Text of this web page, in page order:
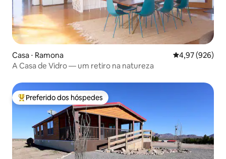
Casa ⋅ Ramona 4,97 de uma
4,97 (926)
A Casa de Vidro — um retiro na natureza
Entre os melhores preferidos dos hóspedes
Preferido dos hóspedes